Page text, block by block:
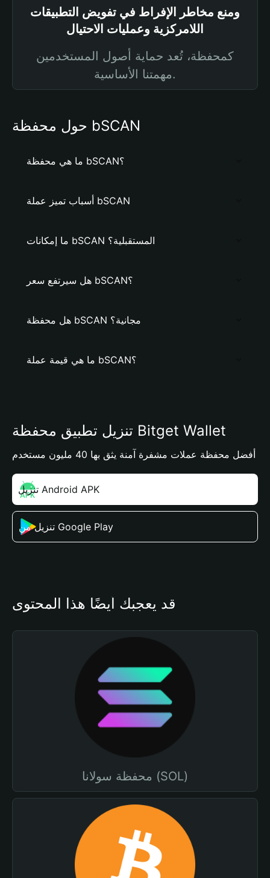
ومنع مخاطر الإفراط في تفويض التطبيقات
اللامركزية وعمليات الاحتيال
كمحفظة، تُعد حماية أصول المستخدمين
مهمتنا الأساسية.
حول محفظة bSCAN
ما هي محفظة bSCAN؟
أسباب تميز عملة bSCAN
ما إمكانات bSCAN المستقبلية؟
هل سيرتفع سعر bSCAN؟
هل محفظة bSCAN مجانية؟
ما هي قيمة عملة bSCAN؟
تنزيل تطبيق محفظة Bitget Wallet
أفضل محفظة عملات مشفرة آمنة يثق بها 40 مليون مستخدم
تنزيل Android APK
تنزيل من Google Play
قد يعجبك أيضًا هذا المحتوى
محفظة سولانا (SOL)